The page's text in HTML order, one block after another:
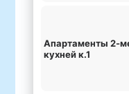
Апартаменты 2-
кухней к.1